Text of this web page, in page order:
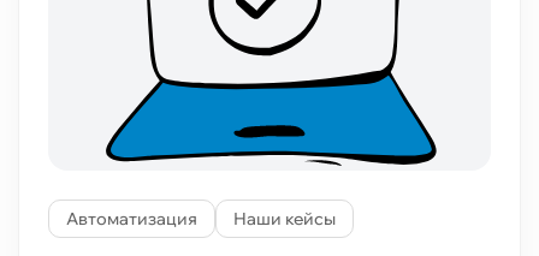
Автоматизация Наши кейсы